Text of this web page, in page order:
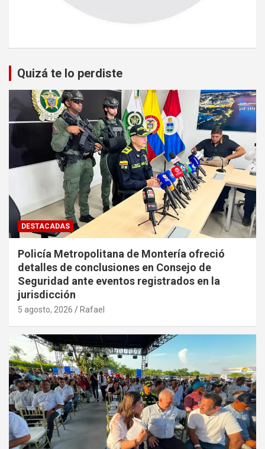
Quizá te lo perdiste
DESTACADAS
Policía Metropolitana de Montería ofreció
detalles de conclusiones en Consejo de
Seguridad ante eventos registrados en la
jurisdicción
5 agosto, 2026 Rafael